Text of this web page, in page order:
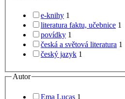
e-knihy 1
literatura faktu, učebnice 1
povídky 1
česká a světová literatura 1
český jazyk 1
Autor
Ema Lucas 1